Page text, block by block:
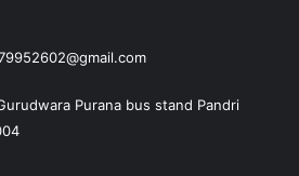
Purana bus stand Pandri